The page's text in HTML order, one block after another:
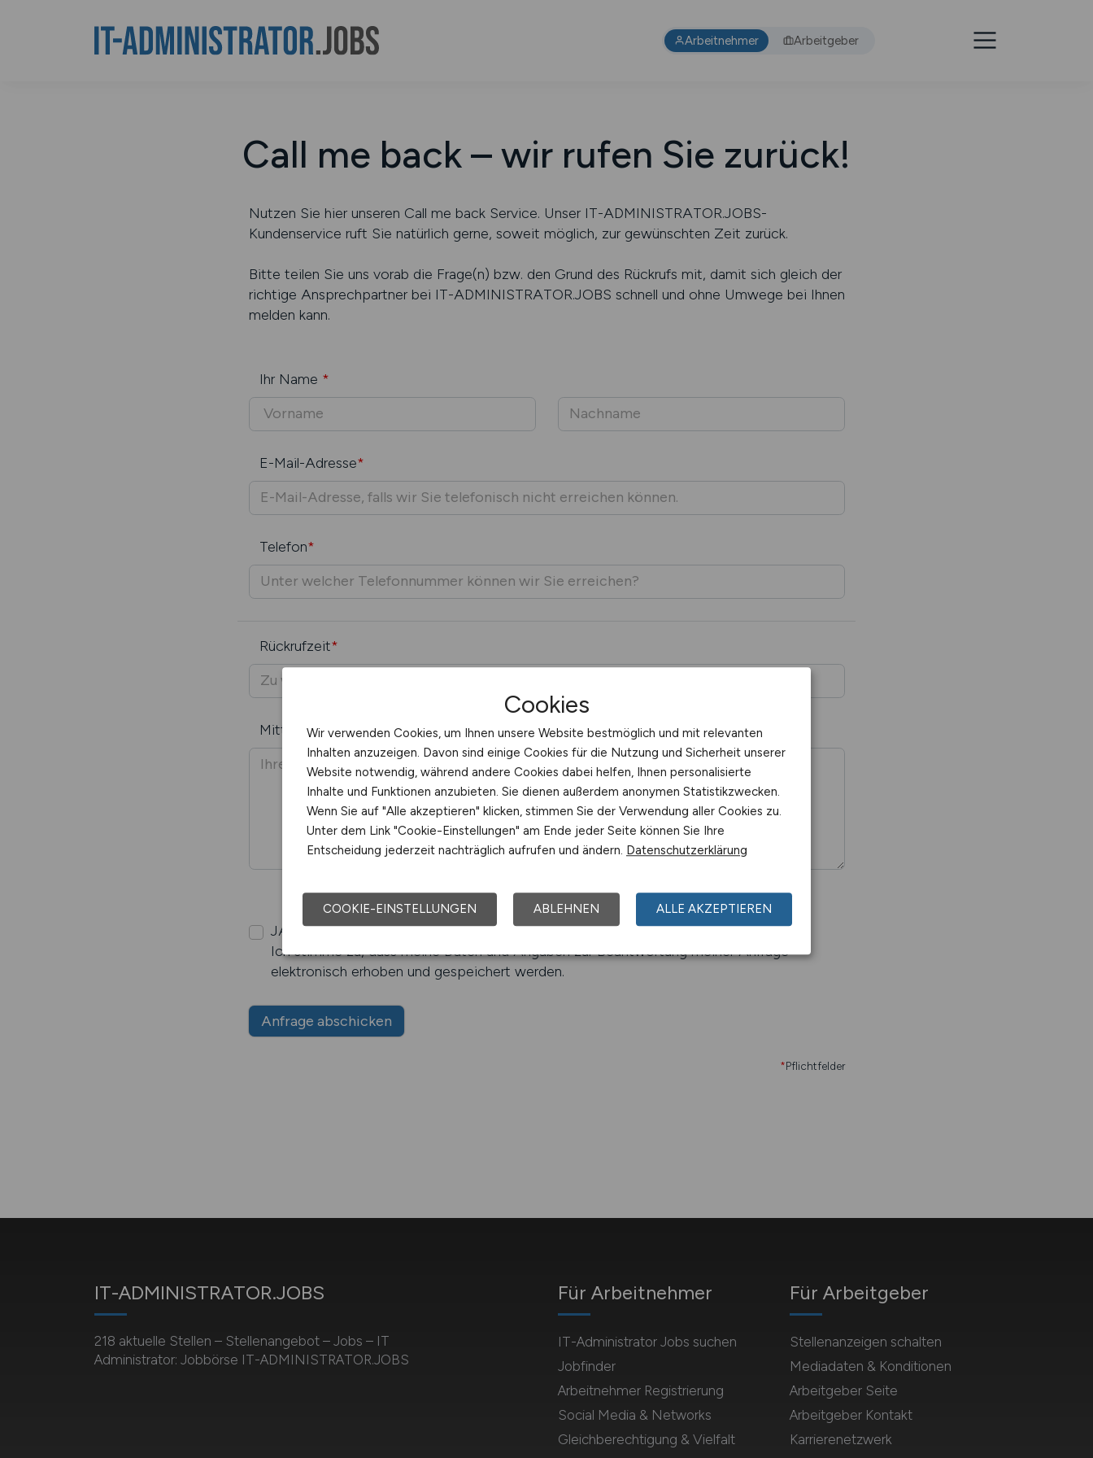
Arbeitnehmer Arbeitgeber
Call me back – wir rufen Sie zurück!
Nutzen Sie hier unseren Call me back Service. Unser IT-ADMINISTRATOR.JOBS-
Kundenservice ruft Sie natürlich gerne, soweit möglich, zur gewünschten Zeit zurück.
Bitte teilen Sie uns vorab die Frage(n) bzw. den Grund des Rückrufs mit, damit sich gleich der
richtige Ansprechpartner bei IT-ADMINISTRATOR.JOBS schnell und ohne Umwege bei Ihnen
melden kann.
Ihr Name *
E-Mail-Adresse*
Telefon*
Rückrufzeit*
Mitteilung*
JA , ich habe dieDatenschutzerklärungzur Kenntnis genommen.
Ich stimme zu, dass meine Daten und Angaben zur Beantwortung meiner Anfrage
elektronisch erhoben und gespeichert werden.
Anfrage abschicken
*Pflichtfelder
IT-ADMINISTRATOR.JOBS
218 aktuelle Stellen – Stellenangebot – Jobs – IT
Administrator: Jobbörse IT-ADMINISTRATOR.JOBS
Für Arbeitnehmer
IT-Administrator Jobs suchen
Jobfinder
Arbeitnehmer Registrierung
Social Media & Networks
Gleichberechtigung & Vielfalt
Für Arbeitgeber
Stellenanzeigen schalten
Mediadaten & Konditionen
Arbeitgeber Seite
Arbeitgeber Kontakt
Karrierenetzwerk
Cookies
Wir verwenden Cookies, um Ihnen unsere Website bestmöglich und mit relevanten
Inhalten anzuzeigen. Davon sind einige Cookies für die Nutzung und Sicherheit unserer
Website notwendig, während andere Cookies dabei helfen, Ihnen personalisierte
Inhalte und Funktionen anzubieten. Sie dienen außerdem anonymen Statistikzwecken.
Wenn Sie auf "Alle akzeptieren" klicken, stimmen Sie der Verwendung aller Cookies zu.
Unter dem Link "Cookie-Einstellungen" am Ende jeder Seite können Sie Ihre
Entscheidung jederzeit nachträglich aufrufen und ändern. Datenschutzerklärung
COOKIE-EINSTELLUNGEN ABLEHNEN ALLE AKZEPTIEREN